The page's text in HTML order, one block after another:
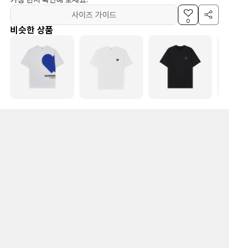
사이즈 가이드
0
비슷한 상품